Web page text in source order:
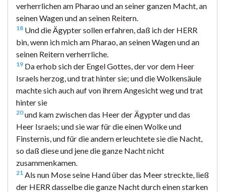
verherrlichen am Pharao und an seiner ganzen Macht, an
seinen Wagen und an seinen Reitern.
18 Und die Ägypter sollen erfahren, daß ich der HERR
bin, wenn ich mich am Pharao, an seinen Wagen und an
seinen Reitern verherrliche.
19 Da erhob sich der Engel Gottes, der vor dem Heer
Israels herzog, und trat hinter sie; und die Wolkensäule
machte sich auch auf von ihrem Angesicht weg und trat
hinter sie
20und kam zwischen das Heer der Ägypter und das
Heer Israels; und sie war für die einen Wolke und
Finsternis, und für die andern erleuchtete sie die Nacht,
so daß diese und jene die ganze Nacht nicht
zusammenkamen.
21 Als nun Mose seine Hand über das Meer streckte, ließ
der HERR dasselbe die ganze Nacht durch einen starken